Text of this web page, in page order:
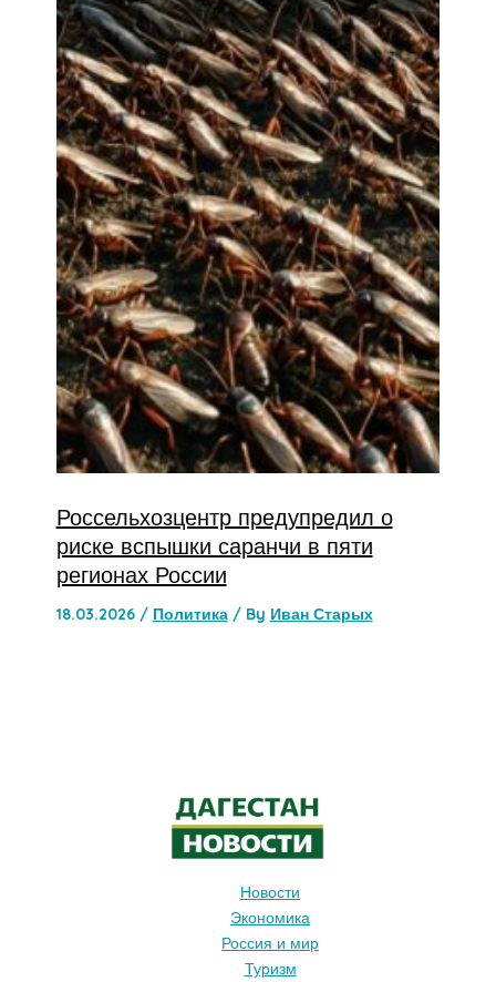
Россельхозцентр предупредил о
риске вспышки саранчи в пяти
регионах России
18.03.2026 / Политика/ By Иван Старых
Новости
Экономика
Россия и мир
Туризм